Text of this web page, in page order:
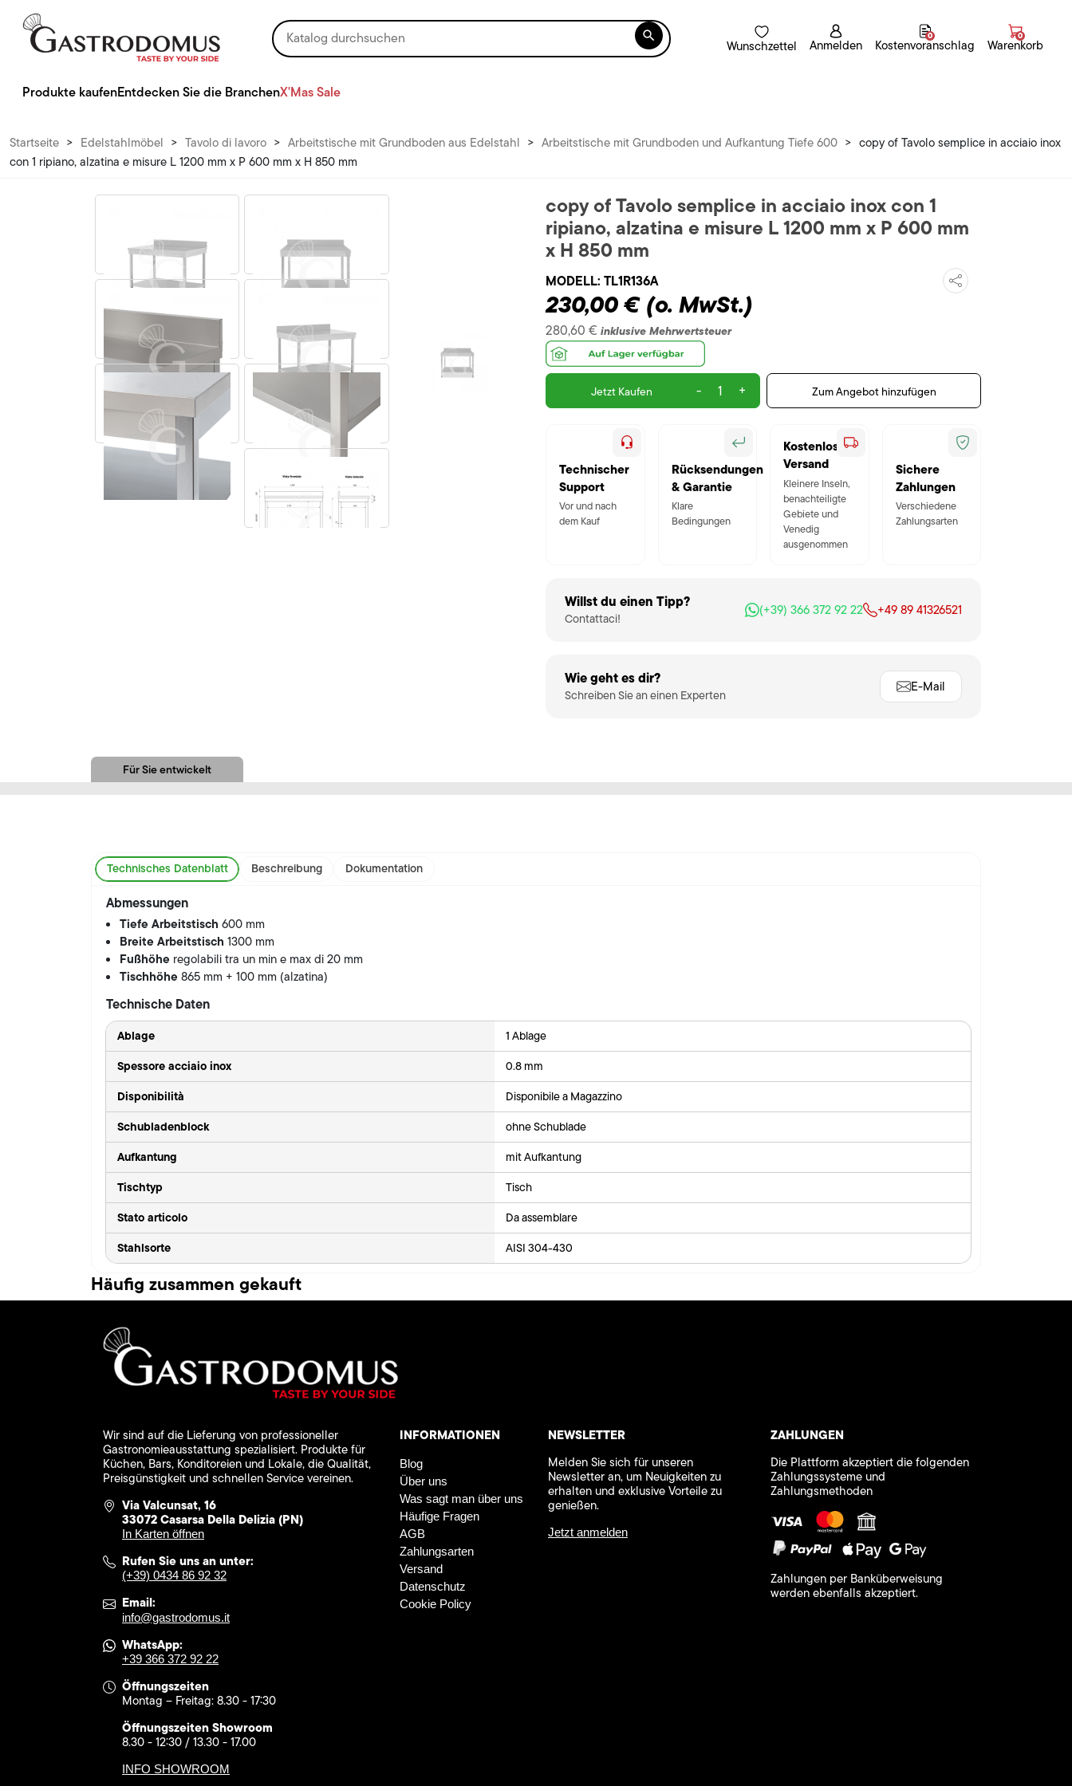

Wunschzettel Anmelden Kostenvoranschlag
0
Warenkorb
0
Produkte kaufenEntdecken Sie die BranchenX'Mas Sale
Startseite > Edelstahlmöbel > Tavolo di lavoro > Arbeitstische mit Grundboden aus Edelstahl > Arbeitstische mit Grundboden und Aufkantung Tiefe 600 > copy of Tavolo semplice in acciaio inox
con 1 ripiano, alzatina e misure L 1200 mm x P 600 mm x H 850 mm
copy of Tavolo semplice in acciaio inox con 1
ripiano, alzatina e misure L 1200 mm x P 600 mm
x H 850 mm
MODELL: TL1R136A
230,00 € (o. MwSt.)
280,60 € inklusive Mehrwertsteuer
Jetzt Kaufen - + Zum Angebot hinzufügen
Technischer
Support
Vor und nach
dem Kauf
Rücksendungen
& Garantie
Klare
Bedingungen
Kostenloser
Versand
Kleinere Inseln,
benachteiligte
Gebiete und
Venedig
ausgenommen
Sichere
Zahlungen
Verschiedene
Zahlungsarten
Willst du einen Tipp?
Contattaci!
(+39) 366 372 92 22 +49 89 41326521
Wie geht es dir?
Schreiben Sie an einen Experten
E-Mail
Für Sie entwickelt
Technisches Datenblatt Beschreibung Dokumentation
Abmessungen
Tiefe Arbeitstisch600 mm
Breite Arbeitstisch1300 mm
Fußhöhe regolabili tra un min e max di 20 mm
Tischhöhe865 mm + 100 mm (alzatina)
Technische Daten
Ablage 1 Ablage
Spessore acciaio inox 0.8 mm
Disponibilità Disponibile a Magazzino
Schubladenblock ohne Schublade
Aufkantung mit Aufkantung
Tischtyp Tisch
Stato articolo Da assemblare
Stahlsorte AISI 304-430
Häufig zusammen gekauft
Wir sind auf die Lieferung von professioneller
Gastronomieausstattung spezialisiert. Produkte für
Küchen, Bars, Konditoreien und Lokale, die Qualität,
Preisgünstigkeit und schnellen Service vereinen.
Via Valcunsat, 16
33072 Casarsa Della Delizia (PN)
In Karten öffnen
Rufen Sie uns an unter:
(+39) 0434 86 92 32
Email:
info@gastrodomus.it
WhatsApp:
+39 366 372 92 22
Öffnungszeiten
Montag – Freitag: 8.30 - 17:30
Öffnungszeiten Showroom
8.30 - 12:30 / 13.30 - 17.00
INFO SHOWROOM
INFORMATIONEN
Blog
Über uns
Was sagt man über uns
Häufige Fragen
AGB
Zahlungsarten
Versand
Datenschutz
Cookie Policy
NEWSLETTER
Melden Sie sich für unseren
Newsletter an, um Neuigkeiten zu
erhalten und exklusive Vorteile zu
genießen.
Jetzt anmelden
ZAHLUNGEN
Die Plattform akzeptiert die folgenden
Zahlungssysteme und
Zahlungsmethoden
Zahlungen per Banküberweisung
werden ebenfalls akzeptiert.